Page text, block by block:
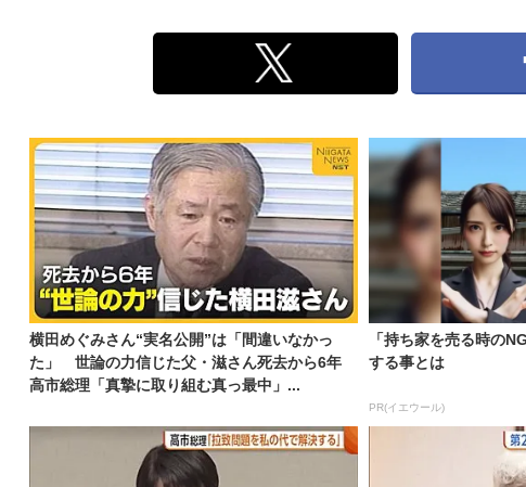
横田めぐみさん“実名公開”は「間違いなかっ
た」 世論の力信じた父・滋さん死去から6年
高市総理「真摯に取り組む真っ最中」...
「持ち家を売る時の
する事とは
PR(イエウール)